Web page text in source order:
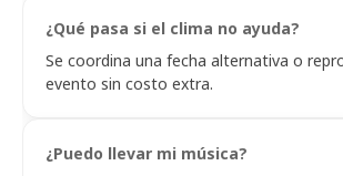
¿Qué pasa si el clima no ayuda?
Se coordina una fecha alternativa o
evento sin costo extra.
¿Puedo llevar mi música?